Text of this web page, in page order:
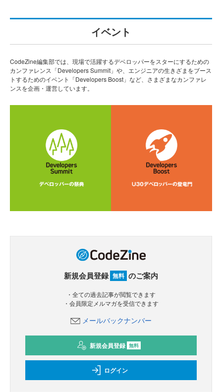
イベント
CodeZine編集部では、現場で活躍するデベロッパーをスターにするための
カンファレンス「Developers Summit」や、エンジニアの生きざまをブース
トするためのイベント「Developers Boost」など、さまざまなカンファレ
ンスを企画・運営しています。
新規会員登録 無料 のご案内
・全ての過去記事が閲覧できます
・会員限定メルマガを受信できます
メールバックナンバー
新規会員登録 無料
ログイン